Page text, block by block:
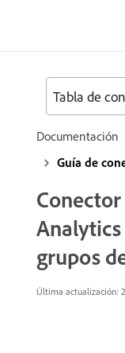
Documentación
Guía de
grupos
Última actualización:
Tabla de